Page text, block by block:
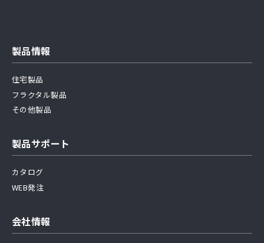
製品情報
住宅製品
フラクタル製品
その他製品
製品サポート
カタログ
WEB発注
会社情報